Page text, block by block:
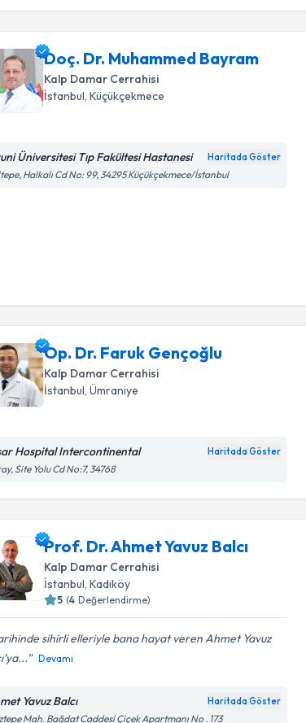
Doç. Dr. Muhammed Bayram
Kalp Damar Cerrahisi
İstanbul, Küçükçekmece
Üniversitesi Tıp Fakültesi Hastanesi Haritada Göster
Halkalı Cd No: 99, 34295 Küçükçekmece/İstanbul
Op. Dr. Faruk Gençoğlu
Kalp Damar Cerrahisi
İstanbul , Ümraniye
Hospital Intercontinental Haritada Göster
Site Yolu Cd No:7, 34768
Prof. Dr. Ahmet Yavuz Balcı
Kalp Damar Cerrahisi
İstanbul , Kadıköy
5 (4 Değerlendirme)
sihirli elleriyle bana hayat veren Ahmet Yavuz
Devamı
Yavuz Balcı Haritada Göster
Mah. Bağdat Caddesi Çiçek Apartmanı No . 173